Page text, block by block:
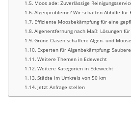
Moos ade: Zuverlässige
Algenprobleme? Wir schaffen Abhilfe für
Effiziente Moosbekämpfung für eine
Algenentfernung nach Maß: Lösungen
Grüne Oasen schaffen: Algen- und
Experten für Algenbekämpfung:
Weitere Themen in Edewecht
Weitere Kategorien in Edewecht
Städte im Umkreis von 50 km
Jetzt Anfrage stellen